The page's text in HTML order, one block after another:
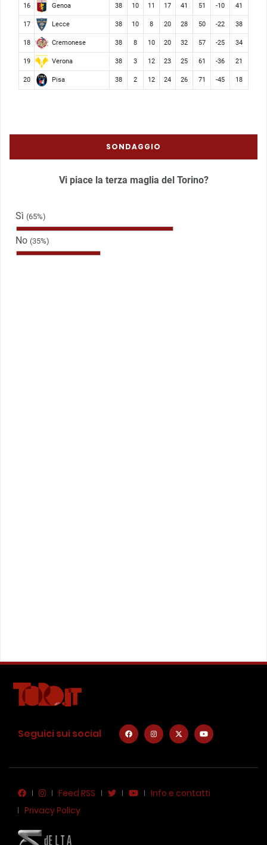
16 Genoa 38 10 11 17 41 51 -10 41
17 Lecce 38 10 8 20 28 50 -22 38
18 Cremonese 38 8 10 20 32 57 -25 34
19 Verona 38 3 12 23 25 61 -36 21
20 Pisa 38 2 12 24 26 71 -45 18
SONDAGGIO
Vi piace la terza maglia del Torino?
Sì (65%)
No (35%)
Seguici sui social
Feed RSS
Info e contatti
Privacy Policy